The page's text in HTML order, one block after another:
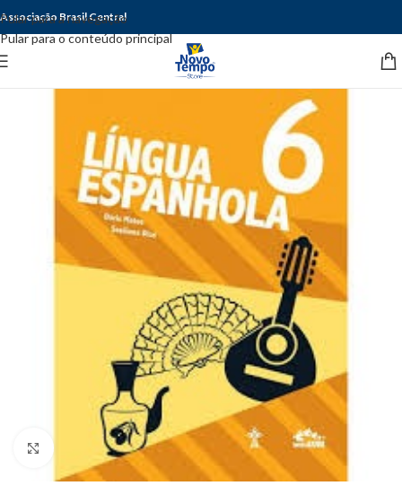
Pular para a navegação
Pular para o conteúdo principal
Associação Brasil Central
Clique para ampliar